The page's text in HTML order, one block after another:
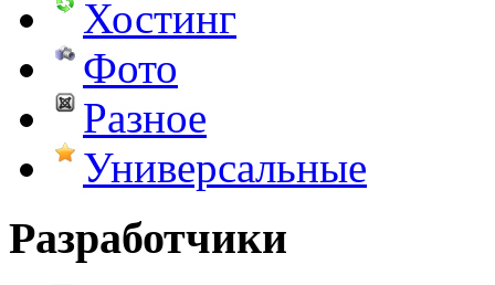
Хостинг
Фото
Разное
Универсальные
Разработчики